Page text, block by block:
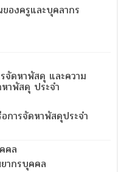
องครูและบุคลากร
จัดหาพัสดุ และความ
าพัสดุ ประจำ
การจัดหาพัสดุประจำ
คล
ากรบุคคล